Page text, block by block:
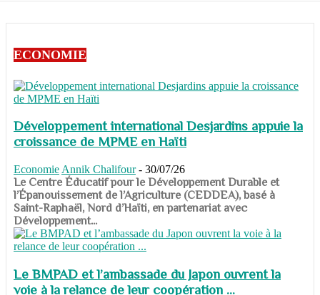
ECONOMIE
Développement international Desjardins appuie la
croissance de MPME en Haïti
Economie Annik Chalifour - 30/07/26
​​​​​​​Le Centre Éducatif pour le Développement Durable et
l’Épanouissement de l’Agriculture (CEDDEA), basé à
Saint-Raphaël, Nord d’Haïti, en partenariat avec
Développement...
Le BMPAD et l’ambassade du Japon ouvrent la
voie à la relance de leur coopération ...